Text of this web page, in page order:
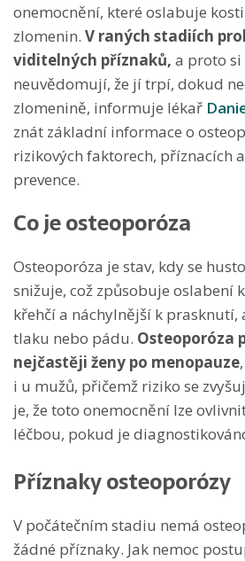
onemocnění, které oslabuje
zlomenin. V raných stadiích
viditelných příznaků, a proto si
neuvědomují, že jí trpí, dokud
zlomenině, informuje lékař
znát základní informace o
rizikových faktorech, příznacích
prevence.
Co je osteoporóza
Osteoporóza je stav, kdy se
snižuje, což způsobuje oslabení
křehčí a náchylnější k prasknutí,
tlaku nebo pádu. Osteoporóza
nejčastěji ženy po menopauze
i u mužů, přičemž riziko se
je, že toto onemocnění lze
léčbou, pokud je
Příznaky osteoporózy
V počátečním stadiu nemá
žádné příznaky. Jak nemoc